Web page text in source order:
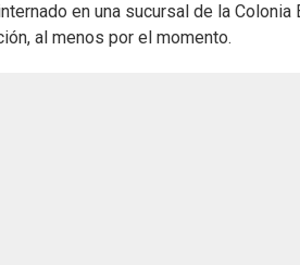
en una sucursal de la
al menos por el momento.